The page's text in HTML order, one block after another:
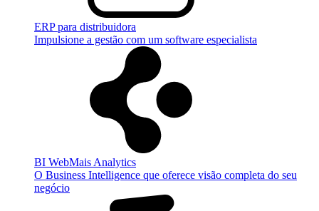
ERP para distribuidora
Impulsione a gestão com um software especialista
BI WebMais Analytics
O Business Intelligence que oferece visão completa do seu
negócio